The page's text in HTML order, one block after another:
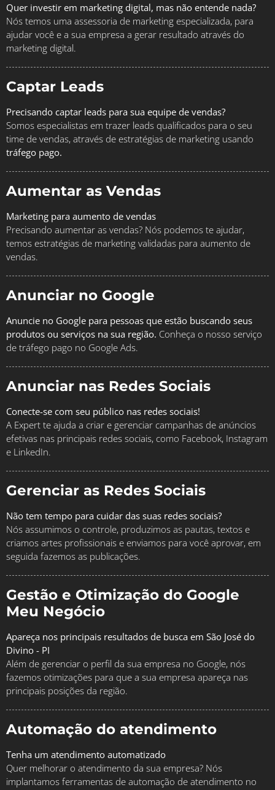
Quer investir em marketing digital, mas não entende nada?
Nós temos uma assessoria de marketing especializada, para
ajudar você e a sua empresa a gerar resultado através do
marketing digital.
Captar Leads
Precisando captar leads para sua equipe de vendas?
Somos especialistas em trazer leads qualificados para o seu
time de vendas, através de estratégias de marketing usando
tráfego pago.
Aumentar as Vendas
Marketing para aumento de vendas
Precisando aumentar as vendas? Nós podemos te ajudar,
temos estratégias de marketing validadas para aumento de
vendas.
Anunciar no Google
Anuncie no Google para pessoas que estão buscando seus
produtos ou serviços na sua região. Conheça o nosso serviço
de tráfego pago no Google Ads.
Anunciar nas Redes Sociais
Conecte-se com seu público nas redes sociais!
A Expert te ajuda a criar e gerenciar campanhas de anúncios
efetivas nas principais redes sociais, como Facebook, Instagram
e LinkedIn.
Gerenciar as Redes Sociais
Não tem tempo para cuidar das suas redes sociais?
Nós assumimos o controle, produzimos as pautas, textos e
criamos artes profissionais e enviamos para você aprovar, em
seguida fazemos as publicações.
Gestão e Otimização do Google
Meu Negócio
Apareça nos principais resultados de busca em São José do
Divino - PI
Além de gerenciar o perfil da sua empresa no Google, nós
fazemos otimizações para que a sua empresa apareça nas
principais posições da região.
Automação do atendimento
Tenha um atendimento automatizado
Quer melhorar o atendimento da sua empresa? Nós
implantamos ferramentas de automação de atendimento no